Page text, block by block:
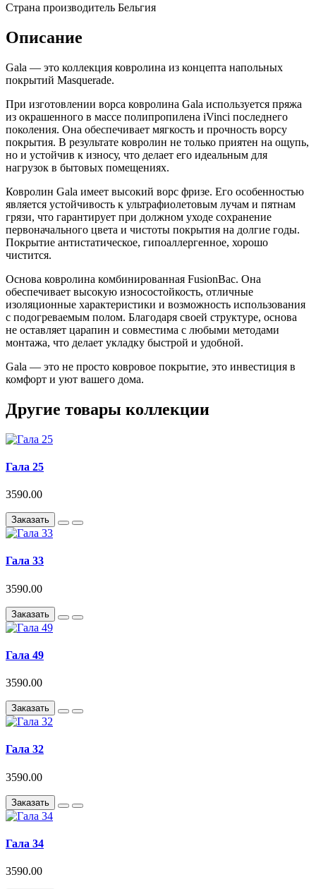
Страна производитель Бельгия
Описание
Gala — это коллекция ковролина из концепта напольных
покрытий Masquerade.
При изготовлении ворса ковролина Gala используется пряжа
из окрашенного в массе полипропилена iVinci последнего
поколения. Она обеспечивает мягкость и прочность ворсу
покрытия. В результате ковролин не только приятен на ощупь,
но и устойчив к износу, что делает его идеальным для
нагрузок в бытовых помещениях.
Ковролин Gala имеет высокий ворс фризе. Его особенностью
является устойчивость к ультрафиолетовым лучам и пятнам
грязи, что гарантирует при должном уходе сохранение
первоначального цвета и чистоты покрытия на долгие годы.
Покрытие антистатическое, гипоаллергенное, хорошо
чистится.
Основа ковролина комбинированная FusionBac. Она
обеспечивает высокую износостойкость, отличные
изоляционные характеристики и возможность использования
с подогреваемым полом. Благодаря своей структуре, основа
не оставляет царапин и совместима с любыми методами
монтажа, что делает укладку быстрой и удобной.
Gala — это не просто ковровое покрытие, это инвестиция в
комфорт и уют вашего дома.
Другие товары коллекции
Гала 25
3590.00
Заказать
Гала 33
3590.00
Заказать
Гала 49
3590.00
Заказать
Гала 32
3590.00
Заказать
Гала 34
3590.00